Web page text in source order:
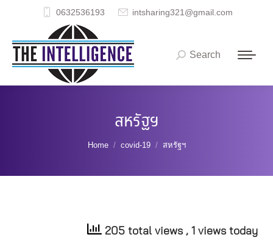
0632536193 intsharing321@gmail.com
Search:
Search
สหรัฐฯ
You are here:
Home covid-19 สหรัฐฯ
205 total views , 1 views today